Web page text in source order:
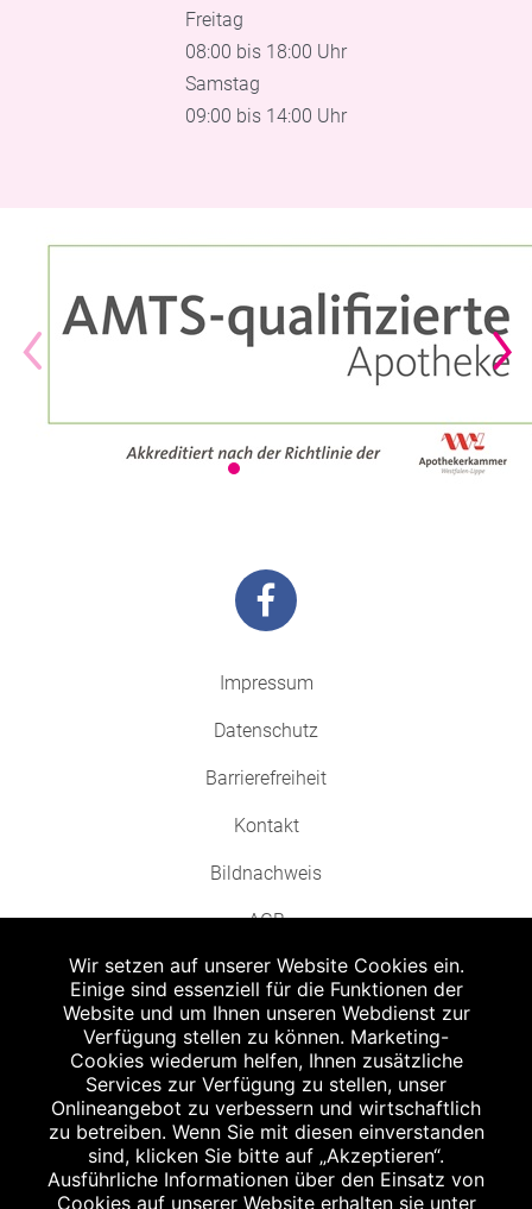
Freitag
08:00 bis 18:00 Uhr
Samstag
09:00 bis 14:00 Uhr
Impressum
Datenschutz
Barrierefreiheit
Kontakt
Bildnachweis
AGB
Abgabe in haushaltsüblichen Mengen, solange der Vorrat reicht. Für Druck-
und Satzfehler keine Haftung.
Zu Risiken und Nebenwirkungen lesen Sie die Packungsbeilage und fragen
Sie Ihren Arzt oder Apotheker.
Angabe nach der deutschen Arzneimitteltaxe Apothekenerstattungspreis
(AEP). Der AEP ist keine unverbindliche Preisempfehlung der Hersteller. Der
AEP ist ein von den Apotheken in Ansatz gebrachter Preis für rezeptfreie
Wir setzen auf unserer Website Cookies ein.
Einige sind essenziell für die Funktionen der
Website und um Ihnen unseren Webdienst zur
Verfügung stellen zu können. Marketing-
Cookies wiederum helfen, Ihnen zusätzliche
Services zur Verfügung zu stellen, unser
Onlineangebot zu verbessern und wirtschaftlich
zu betreiben. Wenn Sie mit diesen einverstanden
sind, klicken Sie bitte auf „Akzeptieren“.
Ausführliche Informationen über den Einsatz von
Cookies auf unserer Website erhalten sie unter